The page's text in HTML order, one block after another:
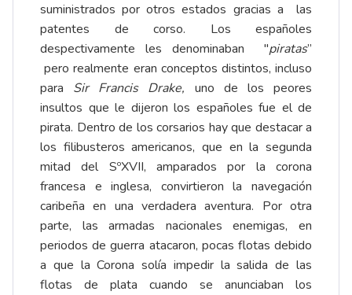
suministrados por otros estados gracias a las
patentes de corso. Los españoles
despectivamente les denominaban "piratas”
pero realmente eran conceptos distintos, incluso
para Sir Francis Drake, uno de los peores
insultos que le dijeron los españoles fue el de
pirata. Dentro de los corsarios hay que destacar a
los filibusteros americanos, que en la segunda
mitad del SºXVII, amparados por la corona
francesa e inglesa, convirtieron la navegación
caribeña en una verdadera aventura. Por otra
parte, las armadas nacionales enemigas, en
periodos de guerra atacaron, pocas flotas debido
a que la Corona solía impedir la salida de las
flotas de plata cuando se anunciaban los